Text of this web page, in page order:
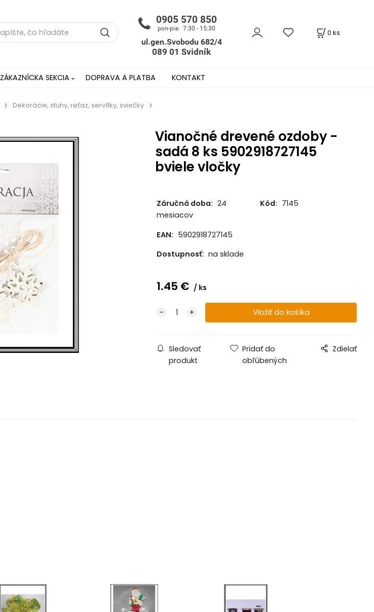
0 ks
ZÁKAZNÍCKA SEKCIA DOPRAVA A PLATBA KONTAKT
Dekorácie, stuhy, reťaz, servítky, sviečky
Vianočné drevené ozdoby -
sadá 8 ks 5902918727145
bviele vločky
Záručná doba: 24
mesiacov
Kód: 7145
EAN: 5902918727145
Dostupnosť: na sklade
1.45 € ks
Sledovať
produkt
Pridať do
obľúbených
Zdielať